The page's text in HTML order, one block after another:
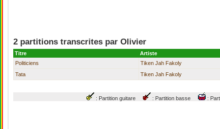
2 partitions transcrites par Olivier
Titre
Artiste
Politiciens
Tiken Jah Fakoly
Tata
Tiken Jah Fakoly
: Partition guitare : Partition basse :